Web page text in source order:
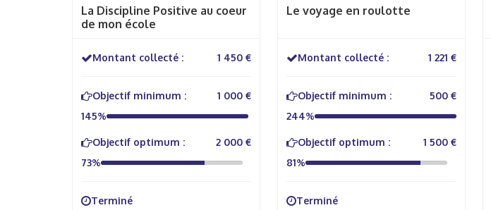
La Discipline Positive au coeur
de mon école
Montant collecté : 1 450 €
Objectif minimum :
1 000 €
145%
Objectif optimum :
2 000 €
73%
Terminé
Le voyage en roulotte
Montant collecté : 1 221 €
Objectif minimum :
500 €
244%
Objectif optimum :
1 500 €
81%
Terminé